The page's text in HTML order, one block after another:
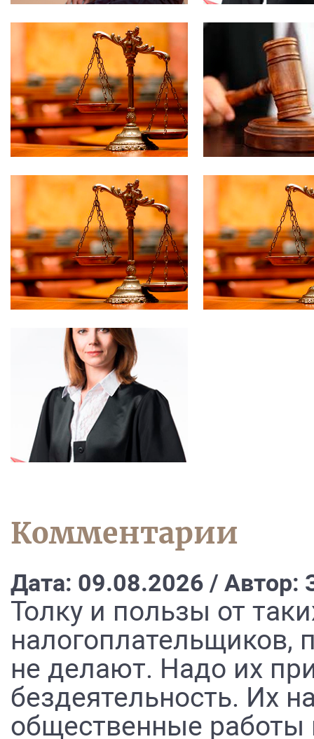
Комментарии
Дата: 09.08.2026 / Автор:
Толку и пользы от
налогоплательщиков,
не делают. Надо их
бездеятельность. Их
общественные работы